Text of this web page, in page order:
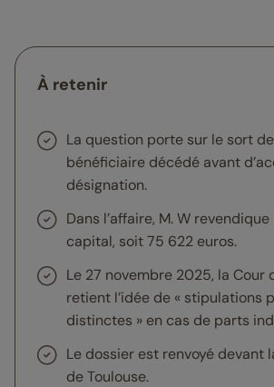
À retenir
La question porte sur le sort
bénéficiaire décédé avant
désignation.
Dans l’affaire, M. W
capital, soit 75 622 euros.
Le 27 novembre 2025, la Cour
retient l’idée de « stipulations
distinctes » en cas de parts
Le dossier est renvoyé devant
de Toulouse.